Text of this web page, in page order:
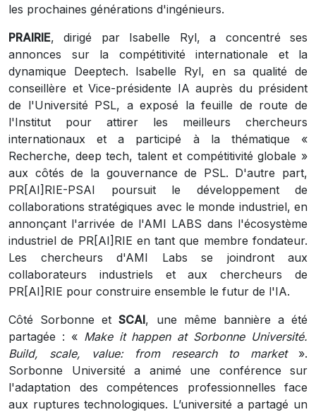
les prochaines générations d'ingénieurs.
PRAIRIE, dirigé par Isabelle Ryl, a concentré ses
annonces sur la compétitivité internationale et la
dynamique Deeptech. Isabelle Ryl, en sa qualité de
conseillère et Vice-présidente IA auprès du président
de l'Université PSL, a exposé la feuille de route de
l'Institut pour attirer les meilleurs chercheurs
internationaux et a participé à la thématique «
Recherche, deep tech, talent et compétitivité globale »
aux côtés de la gouvernance de PSL. D'autre part,
PR[AI]RIE-PSAI poursuit le développement de
collaborations stratégiques avec le monde industriel, en
annonçant l'arrivée de l'AMI LABS dans l'écosystème
industriel de PR[AI]RIE en tant que membre fondateur.
Les chercheurs d'AMI Labs se joindront aux
collaborateurs industriels et aux chercheurs de
PR[AI]RIE pour construire ensemble le futur de l'IA.
Côté Sorbonne etSCAI, une même bannière a été
partagée : « Make it happen at Sorbonne Université.
Build, scale, value: from research to market».
Sorbonne Université a animé une conférence sur
l'adaptation des compétences professionnelles face
aux ruptures technologiques. L’université a partagé un